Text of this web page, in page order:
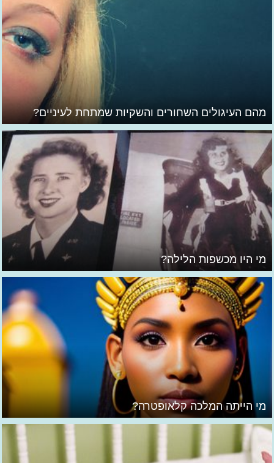
מהם העיגולים השחורים והשקיות שמתחת לעיניים?
מי היו מכשפות הלילה?
מי הייתה המלכה קלאופטרה?